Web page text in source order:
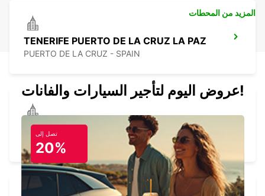
TENERIFE PUERTO DE LA CRUZ LA PAZ
PUERTO DE LA CRUZ - SPAIN
TENERIFE PLAYA LAS AMERICAS
ARONA - SPAIN
المزيد من المحطات
عروض اليوم لتأجير السيارات والفانات!
تصل إلى
20%